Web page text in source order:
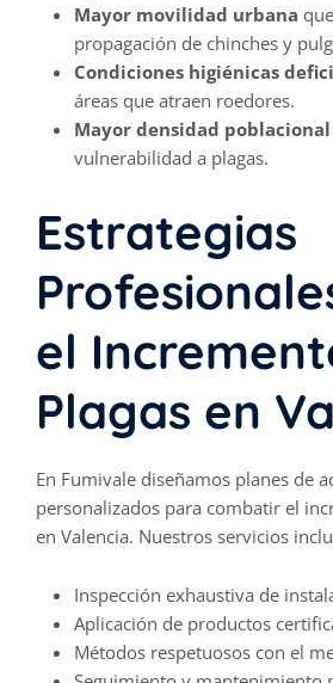
Mayor movilidad urbana
propagación de chinches y
Condiciones higiénicas
áreas que atraen roedores.
Mayor densidad poblacional
vulnerabilidad a plagas.
Estrategias
el
Plagas en
En Fumivale diseñamos planes de
personalizados para combatir el
en Valencia. Nuestros servicios
Inspección exhaustiva de
Aplicación de productos
Métodos respetuosos con el